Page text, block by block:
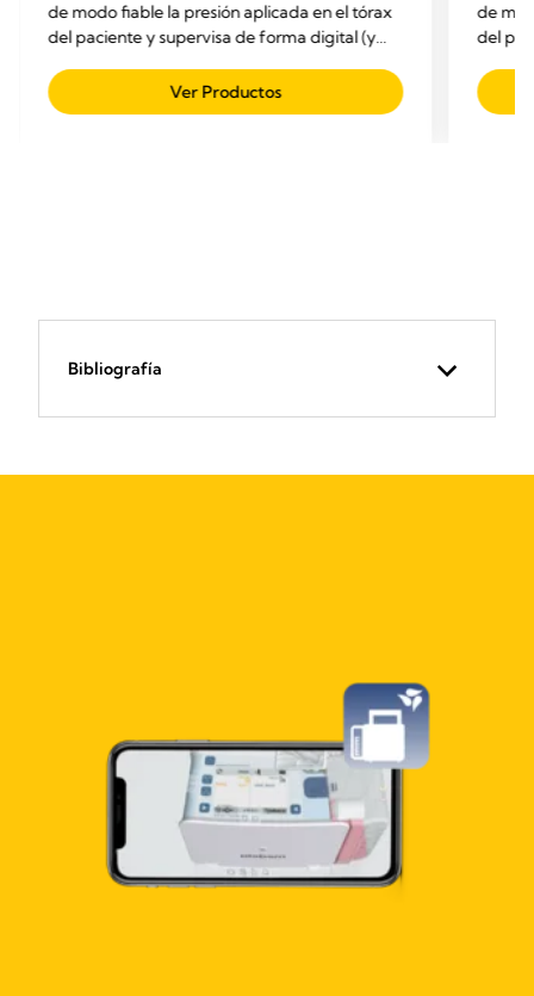
de modo fiable la presión aplicada en el tórax
del paciente y supervisa de forma digital (y
Ver Productos
de
del
Bibliografía